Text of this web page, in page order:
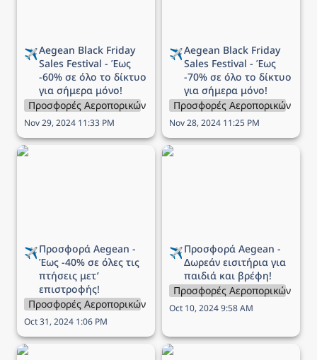
✈️Aegean Black Friday
Sales Festival - Έως
-60% σε όλο το δίκτυο
για σήμερα μόνο!
Προσφορές Αεροπορικών Εταιρειών
Nov 29, 2024 11:33 PM
✈️Aegean Black Friday
Sales Festival - Έως
-70% σε όλο το δίκτυο
για σήμερα μόνο!
Προσφορές Αεροπορικών
Nov 28, 2024 11:25 PM
Προσφορά Aegean - Έως
✈️
Έως -40% σε όλες τις
πτήσεις μετ’
επιστροφής!
Προσφορές Αεροπορικών Εταιρειών
Oct 31, 2024 1:06 PM
Προσφορά Aegean -
✈️
Δωρεάν εισιτήρια για
παιδιά και βρέφη!
Προσφορές Αεροπορικών
Oct 10, 2024 9:58 AM
Πως να οργανώσετε ένα
Πως να οργανώσετε